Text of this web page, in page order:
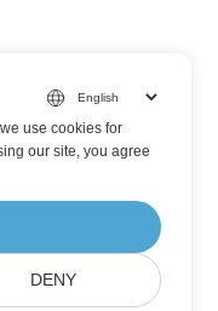
use cookies for
our site, you agree
DENY